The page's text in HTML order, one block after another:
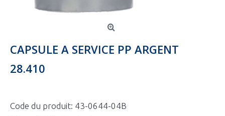
CAPSULE A SERVICE PP ARGENT
28.410
Code du produit: 43-0644-04B